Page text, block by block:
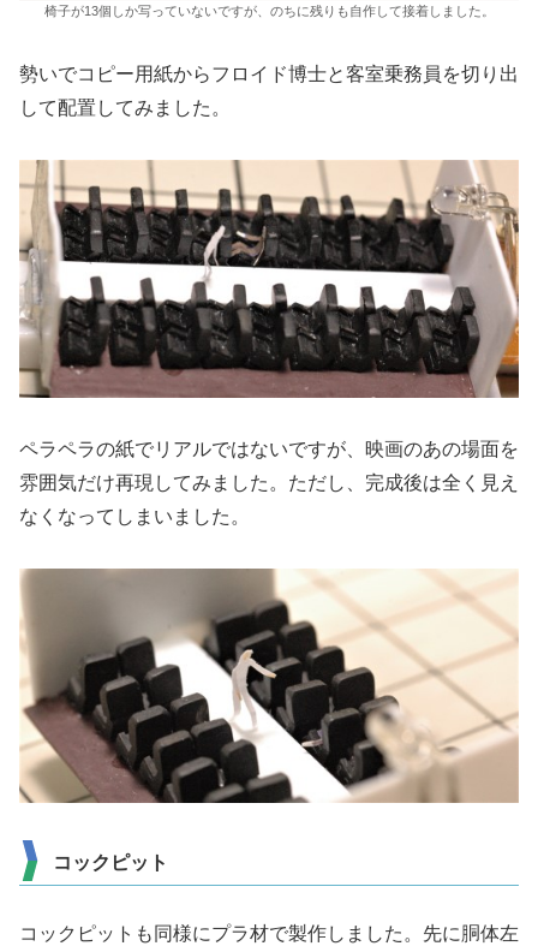
椅子が13個しか写っていないですが、のちに残りも自作して接着しました。
勢いでコピー用紙からフロイド博士と客室乗務員を切り出
して配置してみました。
ペラペラの紙でリアルではないですが、映画のあの場面を
雰囲気だけ再現してみました。ただし、完成後は全く見え
なくなってしまいました。
コックピット
コックピットも同様にプラ材で製作しました。先に胴体左